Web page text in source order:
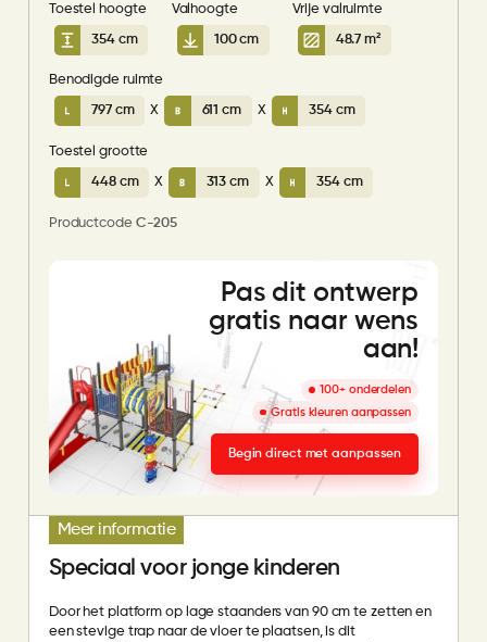
Toestel hoogte
354 cm
Valhoogte
100 cm
Vrije valruimte
48.7 m²
Benodigde ruimte
797 cm X 611 cm X 354 cm
Toestel grootte
448 cm X 313 cm X 354 cm
Productcode C-205
Pas dit ontwerp
gratis naar wens
aan!
100+ onderdelen
Gratis kleuren aanpassen
Begin direct met aanpassen
Meer informatie
Speciaal voor jonge kinderen
Door het platform op lage staanders van 90 cm te zetten en
een stevige trap naar de vloer te plaatsen, is dit